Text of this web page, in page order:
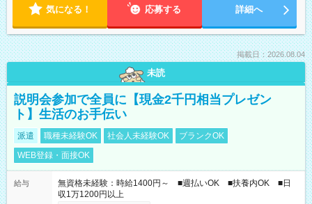
気になる！ 応募する 詳細へ
掲載日：2026.08.04
未読
説明会参加で全員に【現金2千円相当プレゼン
ト】生活のお手伝い
派遣 職種未経験OK 社会人未経験OK
ブランクOK
WEB登録・面接OK
給与
無資格未経験：時給1400円～ ■週払いOK ■扶養内OK ■日
収1万1200円以上